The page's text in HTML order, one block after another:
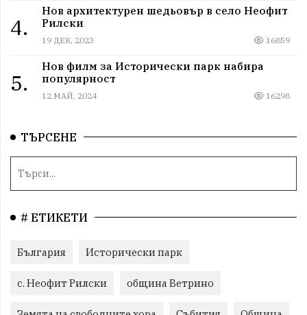
4.
Нов архитектурен шедьовър в село Неофит
Рилски
19 ДЕК, 2023 16859
5.
Нов филм за Исторически парк набира
популярност
12 МАЙ, 2024 16298
ТЪРСЕНЕ
# ЕТИКЕТИ
България Исторически парк
с. Неофит Рилски община Ветрино